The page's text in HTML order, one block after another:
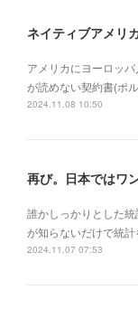
アメリカにヨーロッ
が読めない契約書(ポ
2024.11.08 10:50
誰かしっかりとした
が知らないだけで統
2024.11.07 07:53